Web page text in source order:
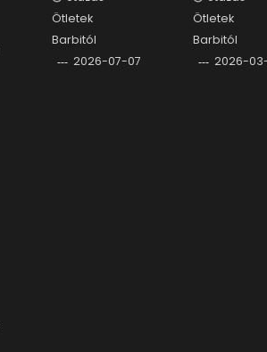
Ötletek
Barbitól
2026-07-07
Ötletek
Barbitól
2026-